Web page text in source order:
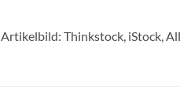
Artikelbild: Thinkstock, iStock,